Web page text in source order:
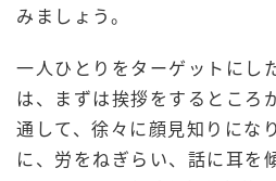
みましょう。
一人ひとりをターゲットにし
は、まずは挨拶をするところ
通して、徐々に顔見知りにな
に、労をねぎらい、話に耳を